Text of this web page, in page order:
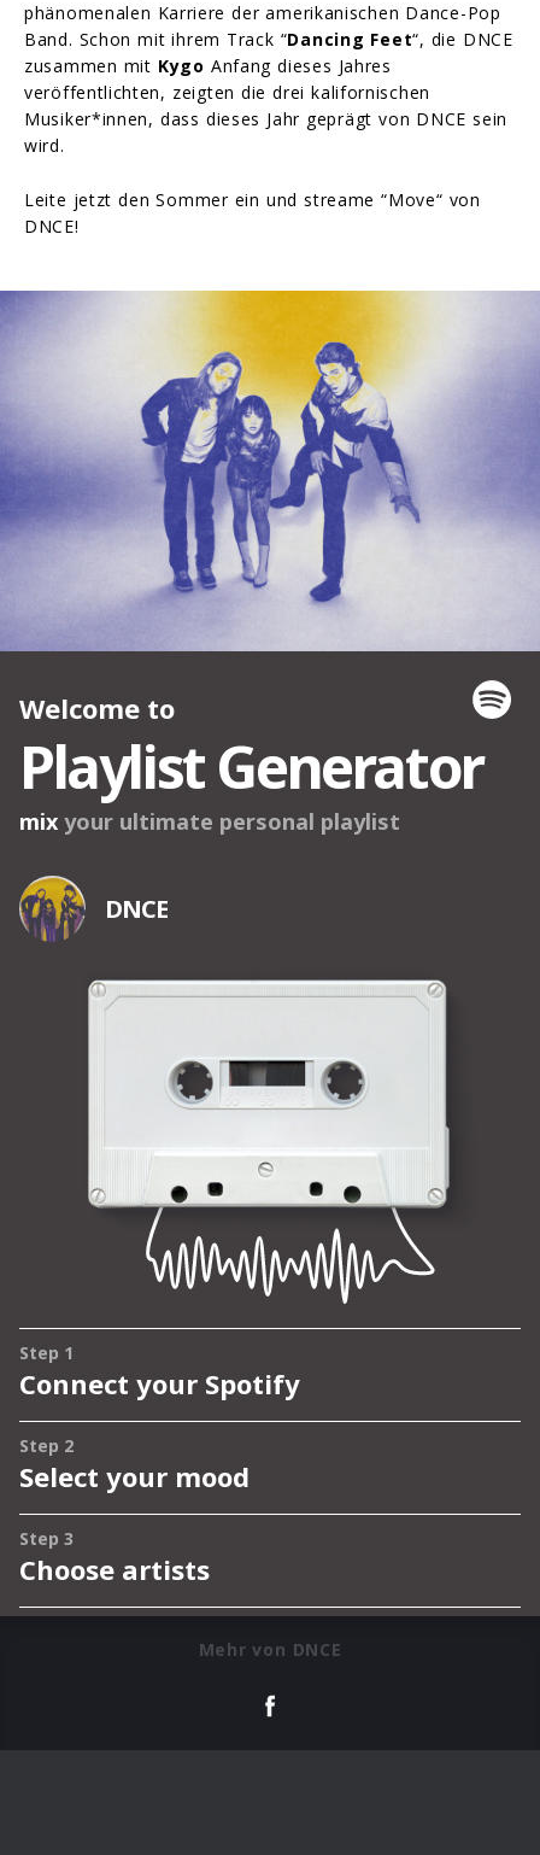
phänomenalen Karriere der amerikanischen Dance-Pop
Band. Schon mit ihrem Track “Dancing Feet“, die DNCE
zusammen mit Kygo Anfang dieses Jahres
veröffentlichten, zeigten die drei kalifornischen
Musiker*innen, dass dieses Jahr geprägt von DNCE sein
wird.
Leite jetzt den Sommer ein und streame “Move“ von
DNCE!
Mehr von DNCE